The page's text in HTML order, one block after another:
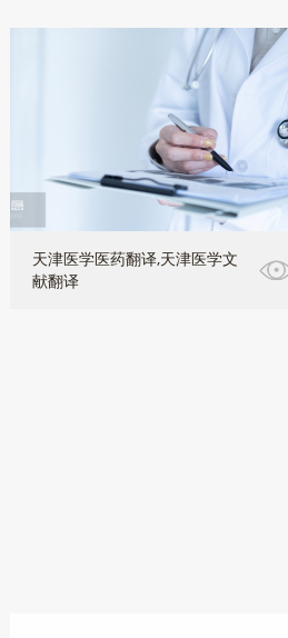
天津医学医药翻译,天津医学文
献翻译